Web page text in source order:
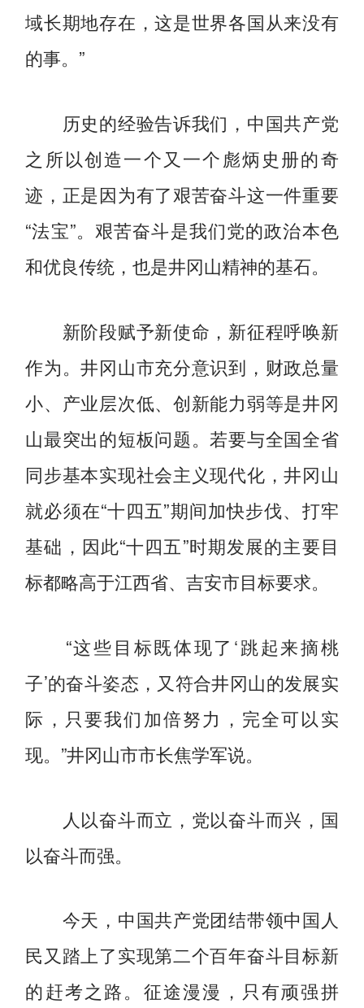
域长期地存在，这是世界各国从来没有
的事。”
历史的经验告诉我们，中国共产党
之所以创造一个又一个彪炳史册的奇
迹，正是因为有了艰苦奋斗这一件重要
“法宝”。艰苦奋斗是我们党的政治本色
和优良传统，也是井冈山精神的基石。
新阶段赋予新使命，新征程呼唤新
作为。井冈山市充分意识到，财政总量
小、产业层次低、创新能力弱等是井冈
山最突出的短板问题。若要与全国全省
同步基本实现社会主义现代化，井冈山
就必须在“十四五”期间加快步伐、打牢
基础，因此“十四五”时期发展的主要目
标都略高于江西省、吉安市目标要求。
“这些目标既体现了‘跳起来摘桃
子’的奋斗姿态，又符合井冈山的发展实
际，只要我们加倍努力，完全可以实
现。”井冈山市市长焦学军说。
人以奋斗而立，党以奋斗而兴，国
以奋斗而强。
今天，中国共产党团结带领中国人
民又踏上了实现第二个百年奋斗目标新
的赶考之路。征途漫漫，只有顽强拼